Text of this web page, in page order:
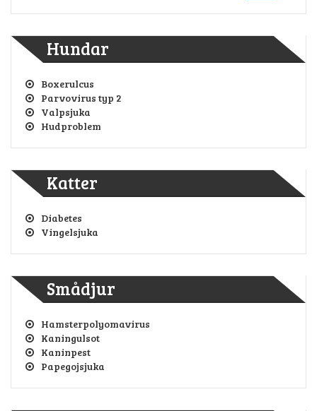
Hundar
Boxerulcus
Parvovirus typ 2
Valpsjuka
Hudproblem
Katter
Diabetes
Vingelsjuka
Smådjur
Hamsterpolyomavirus
Kaningulsot
Kaninpest
Papegojsjuka